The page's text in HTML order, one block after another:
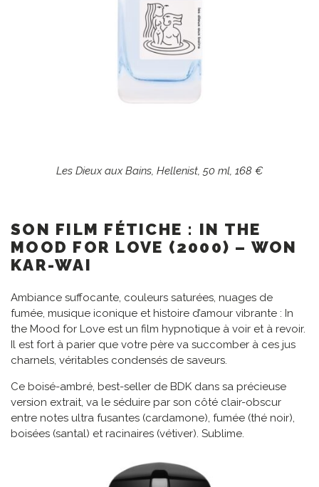
Les Dieux aux Bains, Hellenist, 50 ml, 168 €
SON FILM FÉTICHE : IN THE
MOOD FOR LOVE (2000) – WON
KAR-WAI
Ambiance suffocante, couleurs saturées, nuages de
fumée, musique iconique et histoire d’amour vibrante : In
the Mood for Love est un film hypnotique à voir et à revoir.
Il est fort à parier que votre père va succomber à ces jus
charnels, véritables condensés de saveurs.
Ce boisé-ambré, best-seller de BDK dans sa précieuse
version extrait, va le séduire par son côté clair-obscur
entre notes ultra fusantes (cardamone), fumée (thé noir),
boisées (santal) et racinaires (vétiver). Sublime.